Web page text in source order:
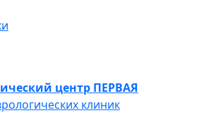
центр ПЕРВАЯ
клиник